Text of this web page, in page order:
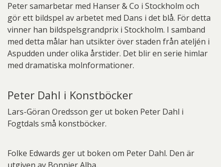
Peter samarbetar med Hanser & Co i Stockholm och
gör ett bildspel av arbetet med Dans i det blå. För detta
vinner han bildspelsgrandprix i Stockholm. I samband
med detta målar han utsikter över staden från ateljén i
Aspudden under olika årstider. Det blir en serie himlar
med dramatiska molnformationer.
Peter Dahl i Konstböcker
Lars-Göran Oredsson ger ut boken Peter Dahl i
Fogtdals små konstböcker.
Folke Edwards ger ut boken om Peter Dahl. Den är